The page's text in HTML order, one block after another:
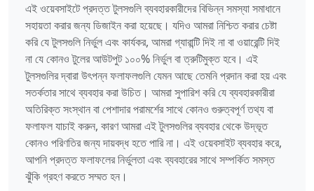
এই ওয়েবসাইটে প্রদত্ত টুলসগুলি ব্যবহারকারীদের বিভিন্ন সমস্যা সমাধানে
সহায়তা করার জন্য ডিজাইন করা হয়েছে। যদিও আমরা নিশ্চিত করার চেষ্টা
করি যে টুলসগুলি নির্ভুল এবং কার্যকর, আমরা গ্যারান্টি দিই না বা ওয়ারেন্টি দিই
না যে কোনও টুলের আউটপুট ১০০% নির্ভুল বা ত্রুটিমুক্ত হবে। এই
টুলসগুলির দ্বারা উৎপন্ন ফলাফলগুলি যেমন আছে তেমনি প্রদান করা হয় এবং
সতর্কতার সাথে ব্যবহার করা উচিত। আমরা সুপারিশ করি যে ব্যবহারকারীরা
অতিরিক্ত সংস্থান বা পেশাদার পরামর্শের সাথে কোনও গুরুত্বপূর্ণ তথ্য বা
ফলাফল যাচাই করুন, কারণ আমরা এই টুলসগুলির ব্যবহার থেকে উদ্ভূত
কোনও পরিণতির জন্য দায়বদ্ধ হতে পারি না। এই ওয়েবসাইট ব্যবহার করে,
আপনি প্রদত্ত ফলাফলের নির্ভুলতা এবং ব্যবহারের সাথে সম্পর্কিত সমস্ত
ঝুঁকি গ্রহণ করতে সম্মত হন।